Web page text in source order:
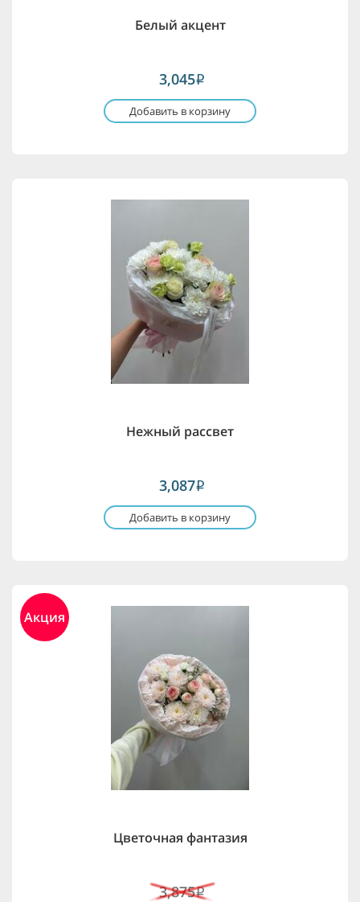
Белый акцент
3,045i
Добавить в корзину
Нежный рассвет
3,087i
Добавить в корзину
Акция
Цветочная фантазия
3,875i